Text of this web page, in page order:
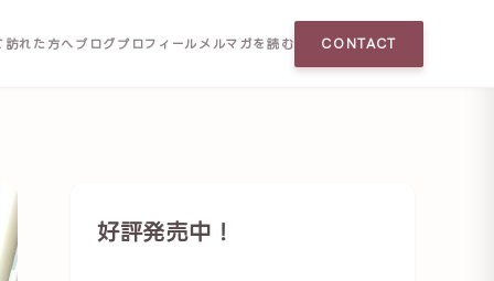
訪れた方へ ブログ プロフィール メルマガを読む CONTACT
好評発売中！